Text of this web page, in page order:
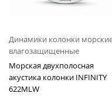
Динамики колонки
влагозащищенные
Морская двухполосная
акустика колонки INFINITY
622MLW